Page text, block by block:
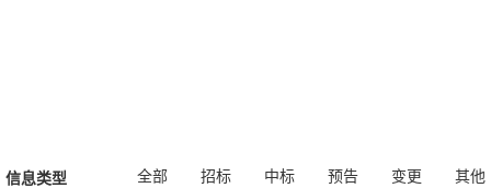
信息类型 全部 招标 中标 预告 变更 其他